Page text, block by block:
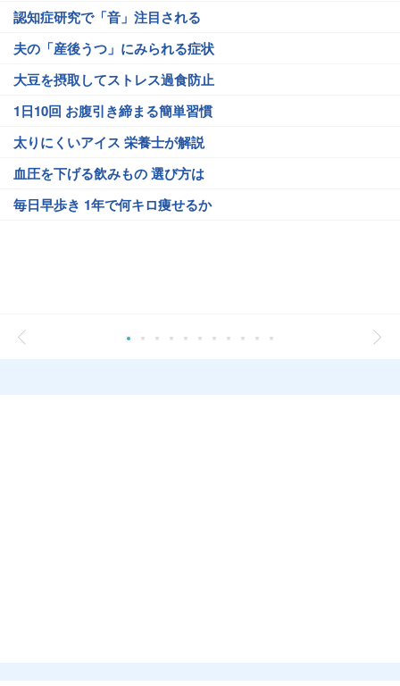
認知症研究で「音」注目される
夫の「産後うつ」にみられる症状
大豆を摂取してストレス過食防止
1日10回 お腹引き締まる簡単習慣
太りにくいアイス 栄養士が解説
血圧を下げる飲みもの 選び方は
毎日早歩き 1年で何キロ痩せるか